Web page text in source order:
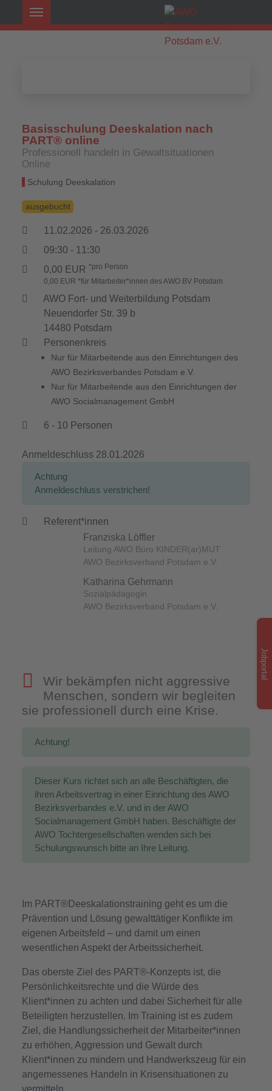
Basisschulung Deeskalation nach
PART® online
Professionell handeln in Gewaltsituationen
Online
Schulung Deeskalation
ausgebucht
11.02.2026 - 26.03.2026
09:30 - 11:30
0,00 EUR *pro Person
0,00 EUR *für Mitarbeiter*innen des AWO BV Potsdam
AWO Fort- und Weiterbildung Potsdam
Neuendorfer Str. 39 b
14480 Potsdam
Personenkreis
Nur für Mitarbeitende aus den Einrichtungen des
AWO Bezirksverbandes Potsdam e.V.
Nur für Mitarbeitende aus den Einrichtungen der
AWO Socialmanagement GmbH
6 - 10 Personen
Anmeldeschluss 28.01.2026
Achtung
Anmeldeschluss verstrichen!
Referent*innen
Franziska Löffler
Leitung AWO Büro KINDER(ar)MUT
AWO Bezirksverband Potsdam e.V.
Katharina Gehrmann
Sozialpädagogin
AWO Bezirksverband Potsdam e.V.
Wir bekämpfen nicht aggressive
Menschen, sondern wir begleiten
sie professionell durch eine Krise.
Achtung!
Dieser Kurs richtet sich an alle Beschäftigten, die
ihren Arbeitsvertrag in einer Einrichtung des AWO
Bezirksverbandes e.V. und in der AWO
Socialmanagement GmbH haben. Beschäftigte der
AWO Tochtergesellschaften wenden sich bei
Schulungswunsch bitte an Ihre Leitung.
Im PART®Deeskalationstraining geht es um die
Prävention und Lösung gewalttätiger Konflikte im
eigenen Arbeitsfeld – und damit um einen
wesentlichen Aspekt der Arbeitssicherheit.
Das oberste Ziel des PART®-Konzepts ist, die
Persönlichkeitsrechte und die Würde des
Klient*innen zu achten und dabei Sicherheit für alle
Beteiligten herzustellen. Im Training ist es zudem
Ziel, die Handlungssicherheit der Mitarbeiter*innen
zu erhöhen, Aggression und Gewalt durch
Klient*innen zu mindern und Handwerkszeug für ein
angemessenes Handeln in Krisensituationen zu
Jobportal